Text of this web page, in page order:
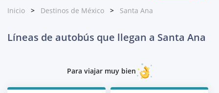
Inicio Destinos de México Santa Ana
Líneas de autobús que llegan a Santa Ana
Para viajar muy bien